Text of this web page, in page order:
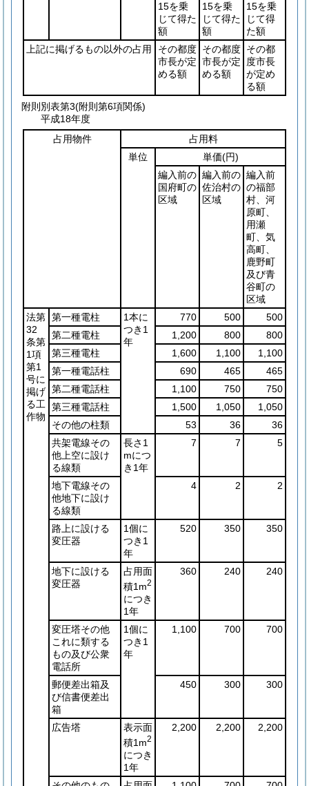
15を乗
じて得た
額
15を乗
じて得た
額
15を乗
じて得
た額
上記に掲げるもの以外の占用
その都度
市長が定
める額
その都度
市長が定
める額
その都
度市長
が定め
る額
附則別表第3(附則第6項関係)
平成18年度
占用物件
占用料
単位
単価(円)
編入前の
国府町の
区域
編入前の
佐治村の
区域
編入前
の福部
村、河
原町、
用瀬
町、気
高町、
鹿野町
及び青
谷町の
区域
法第
32
条第
1項
第1
号に
掲げ
る工
作物
第一種電柱
1本に
つき1
年
770 500
500
第二種電柱
1,200 800
800
第三種電柱
1,600 1,100
1,100
第一種電話柱
690 465
465
第二種電話柱
1,100 750
750
第三種電話柱
1,500 1,050
1,050
その他の柱類
53 36
36
共架電線その
他上空に設け
る線類
長さ1
mにつ
き1年
7 7 5
地下電線その
他地下に設け
る線類
4 2 2
路上に設ける
変圧器
1個に
つき1
年
520 350 350
地下に設ける
変圧器
占用面
積1m2
につき
1年
360 240 240
変圧塔その他
これに類する
もの及び公衆
電話所
1個に
つき1
年
1,100 700 700
郵便差出箱及
び信書便差出
箱
450 300 300
広告塔
表示面
積1m2
につき
1年
2,200 2,200 2,200